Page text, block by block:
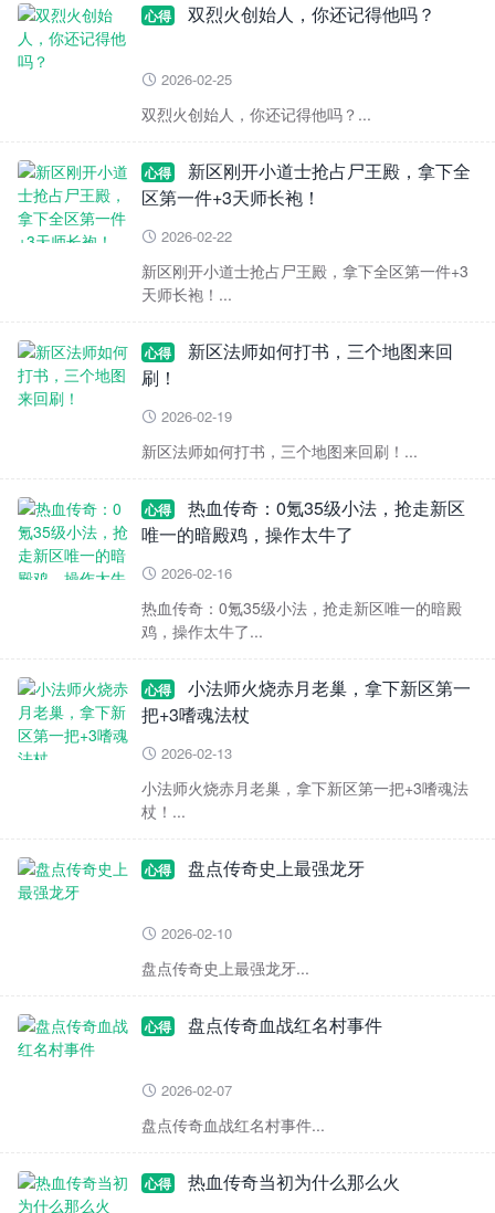
心得 双烈火创始人，你还记得他吗？
 2026-02-25
双烈火创始人，你还记得他吗？...
心得
新区刚开小道士抢占尸王殿，拿下全
区第一件+3天师长袍！
 2026-02-22
新区刚开小道士抢占尸王殿，拿下全区第一件+3
天师长袍！...
心得
新区法师如何打书，三个地图来回
刷！
 2026-02-19
新区法师如何打书，三个地图来回刷！...
心得
热血传奇：0氪35级小法，抢走新区
唯一的暗殿鸡，操作太牛了
 2026-02-16
热血传奇：0氪35级小法，抢走新区唯一的暗殿
鸡，操作太牛了...
心得
小法师火烧赤月老巢，拿下新区第一
把+3嗜魂法杖
 2026-02-13
小法师火烧赤月老巢，拿下新区第一把+3嗜魂法
杖！...
心得 盘点传奇史上最强龙牙
 2026-02-10
盘点传奇史上最强龙牙...
心得 盘点传奇血战红名村事件
 2026-02-07
盘点传奇血战红名村事件...
心得 热血传奇当初为什么那么火